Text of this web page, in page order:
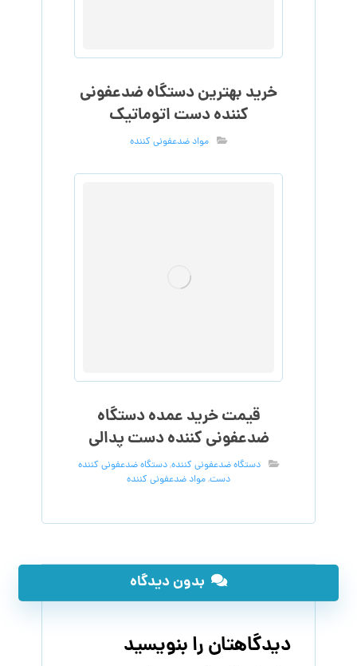
خرید بهترین دستگاه ضدعفونی
کننده دست اتوماتیک
مواد ضدعفونی کننده
قیمت خرید عمده دستگاه
ضدعفونی کننده دست پدالی
دستگاه ضدعفونی کننده,دستگاه ضدعفونی کننده
دست,مواد ضدعفونی کننده
بدون دیدگاه
دیدگاهتان را بنویسید